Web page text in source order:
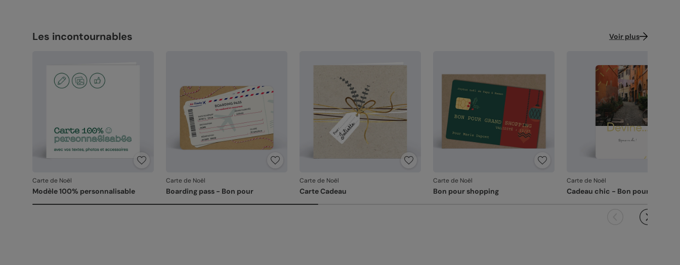
Les incontournables Voir plus
Carte de Noël
Modèle 100% personnalisable
Carte de Noël
Boarding pass - Bon pour
Carte de Noël
Carte Cadeau
Carte de Noël
Bon pour shopping
Carte de Noël
Cadeau chic - Bon pour